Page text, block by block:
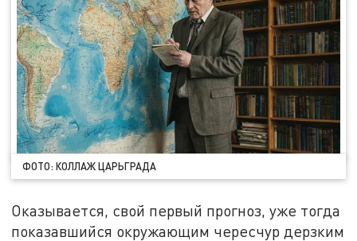
ФОТО: КОЛЛАЖ ЦАРЬГРАДА
Оказывается, свой первый прогноз, уже тогда
показавшийся окружающим чересчур дерзким